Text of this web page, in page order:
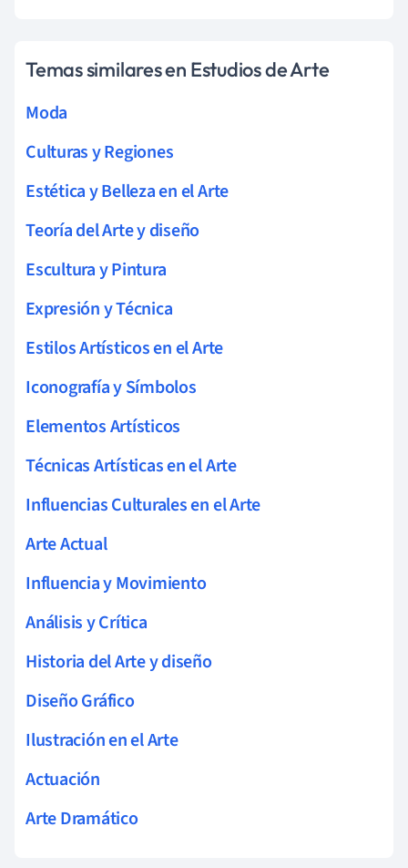
Temas similares en Estudios de Arte
Moda
Culturas y Regiones
Estética y Belleza en el Arte
Teoría del Arte y diseño
Escultura y Pintura
Expresión y Técnica
Estilos Artísticos en el Arte
Iconografía y Símbolos
Elementos Artísticos
Técnicas Artísticas en el Arte
Influencias Culturales en el Arte
Arte Actual
Influencia y Movimiento
Análisis y Crítica
Historia del Arte y diseño
Diseño Gráfico
Ilustración en el Arte
Actuación
Arte Dramático